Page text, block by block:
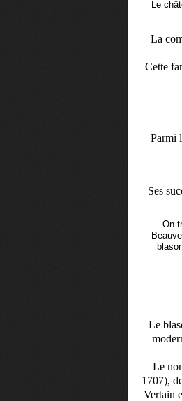
Le
La
Cette
Parmi
Ses
On
Le
Le
1707),
Vertain